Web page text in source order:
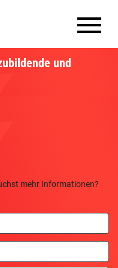
und
mehr Informationen?